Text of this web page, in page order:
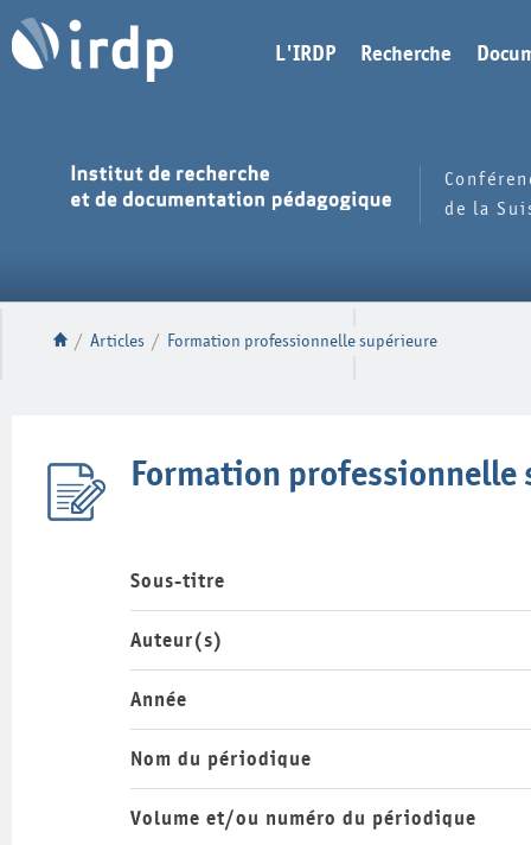
L'IRDP Recherche
de la
/ Articles / Formation professionnelle supérieure
Formation professionnelle
Sous-titre
Auteur(s)
Année
Nom du périodique
Volume et/ou numéro du périodique